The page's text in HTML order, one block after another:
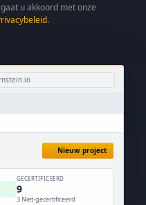
u akkoord met onze
.
Nieuw project
GECERTIFICEERD
9
3 Niet-gecertificeerd